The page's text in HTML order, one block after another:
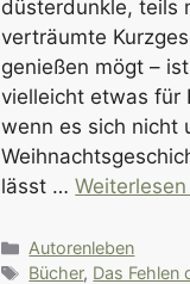
düsterdunkle, teils
verträumte
genießen mögt –
vielleicht etwas für
wenn es sich nicht
lässt …
Kategorien
Autorenleben
Schlagwörter
Bücher, Das Fehlen